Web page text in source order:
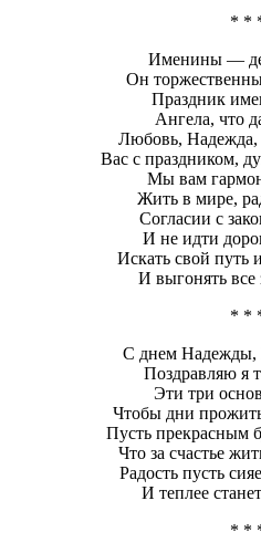
* *
Именины —
Он
Праздник
Ангела, что
Любовь,
Вас с праздником,
Мы вам
Жить в мире,
Согласии с
И не идти
Искать свой путь
И выгонять все
* *
С днем
Поздравляю я
Эти три
Чтобы дни
Пусть прекрасным
Что за счастье
Радость пусть
И теплее
* *